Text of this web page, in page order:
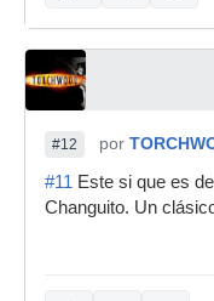
#12 por
#11 Este si que es
Changuito. Un